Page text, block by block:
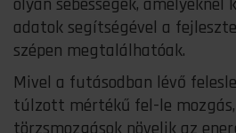
adatok segítségével a
szépen megtalálhatóak.
Mivel a futásodban lévő
túlzott mértékű fel-le mozgás,